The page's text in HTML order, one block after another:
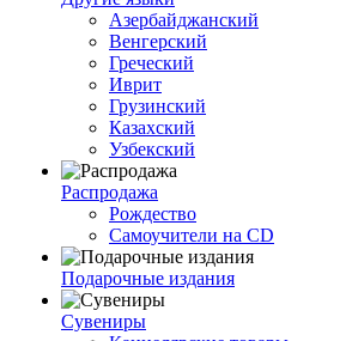
Азербайджанский
Венгерский
Греческий
Иврит
Грузинский
Казахский
Узбекский
Распродажа
Рождество
Самоучители на CD
Подарочные издания
Сувениры